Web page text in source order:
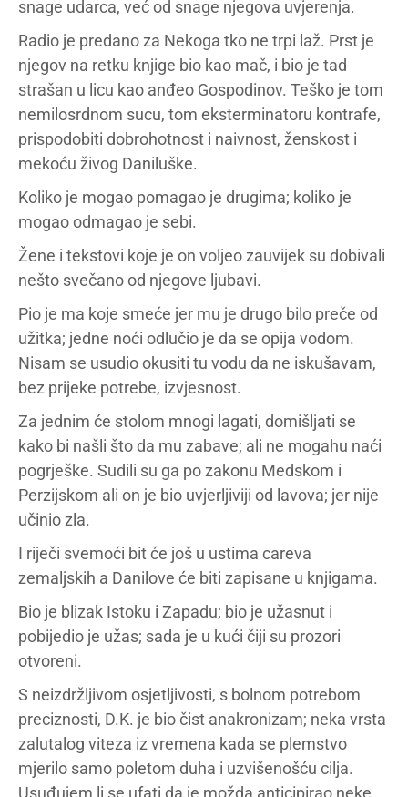
snage udarca, već od snage njegova uvjerenja.
Radio je predano za Nekoga tko ne trpi laž. Prst je
njegov na retku knjige bio kao mač, i bio je tad
strašan u licu kao anđeo Gospodinov. Teško je tom
nemilosrdnom sucu, tom eksterminatoru kontrafe,
prispodobiti dobrohotnost i naivnost, ženskost i
mekoću živog Daniluške.
Koliko je mogao pomagao je drugima; koliko je
mogao odmagao je sebi.
Žene i tekstovi koje je on voljeo zauvijek su dobivali
nešto svečano od njegove ljubavi.
Pio je ma koje smeće jer mu je drugo bilo preče od
užitka; jedne noći odlučio je da se opija vodom.
Nisam se usudio okusiti tu vodu da ne iskušavam,
bez prijeke potrebe, izvjesnost.
Za jednim će stolom mnogi lagati, domišljati se
kako bi našli što da mu zabave; ali ne mogahu naći
pogrješke. Sudili su ga po zakonu Medskom i
Perzijskom ali on je bio uvjerljiviji od lavova; jer nije
učinio zla.
I riječi svemoći bit će još u ustima careva
zemaljskih a Danilove će biti zapisane u knjigama.
Bio je blizak Istoku i Zapadu; bio je užasnut i
pobijedio je užas; sada je u kući čiji su prozori
otvoreni.
S neizdržljivom osjetljivosti, s bolnom potrebom
preciznosti, D.K. je bio čist anakronizam; neka vrsta
zalutalog viteza iz vremena kada se plemstvo
mjerilo samo poletom duha i uzvišenošću cilja.
Usuđujem li se ufati da je možda anticipirao neke